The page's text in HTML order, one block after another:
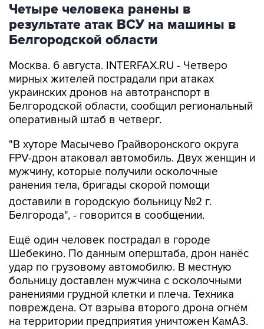
Четыре человека ранены в
результате атак ВСУ на машины в
Белгородской области
Москва. 6 августа. INTERFAX.RU - Четверо
мирных жителей пострадали при атаках
украинских дронов на автотранспорт в
Белгородской области, сообщил региональный
оперативный штаб в четверг.
"В хуторе Масычево Грайворонского округа
FPV-дрон атаковал автомобиль. Двух женщин и
мужчину, которые получили осколочные
ранения тела, бригады скорой помощи
доставили в городскую больницу №2 г.
Белгорода", - говорится в сообщении.
Ещё один человек пострадал в городе
Шебекино. По данным оперштаба, дрон нанёс
удар по грузовому автомобилю. В местную
больницу доставлен мужчина с осколочными
ранениями грудной клетки и плеча. Техника
повреждена. От взрыва второго дрона огнём
на территории предприятия уничтожен КамАЗ.